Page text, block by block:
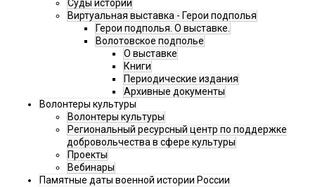
Суды истории
Виртуальная выставка - Герои подполья
Герои подполья. О выставке.
Волотовское подполье
О выставке
Книги
Периодические издания
Архивные документы
Волонтеры культуры
Волонтеры культуры
Региональный ресурсный центр по поддержке
добровольчества в сфере культуры
Проекты
Вебинары
Памятные даты военной истории России